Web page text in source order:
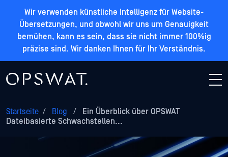
Wir verwenden künstliche Intelligenz für Website-
Übersetzungen, und obwohl wir uns um Genauigkeit
bemühen, kann es sein, dass sie nicht immer 100%ig
präzise sind. Wir danken Ihnen für Ihr Verständnis.
Startseite / Blog /
Ein Überblick über OPSWAT
Dateibasierte Schwachstellen...